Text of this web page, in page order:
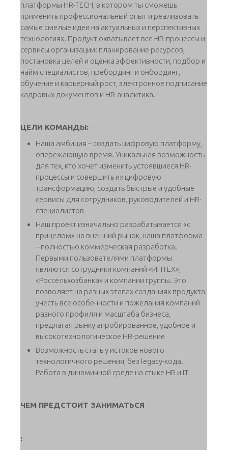
платформы HR-TECH, в котором ты сможешь
применить профессиональный опыт и реализовать
самые смелые идеи на актуальных и перспективных
технологиях. Продукт охватывает все HR-процессы и
сервисы организации: планирование ресурсов,
постановка целей и оценка эффективности, подбор и
найм специалистов, пребординг и онбординг,
обучение и карьерный рост, электронное подписание
кадровых документов и HR-аналитика.
ЦЕЛИ КОМАНДЫ:
Наша амбиция – создать цифровую платформу,
опережающую время. Уникальная возможность
для тех, кто хочет изменить устоявшиеся HR-
процессы и совершить их цифровую
трансформацию, создать быстрые и удобные
сервисы для сотрудников, руководителей и HR-
специалистов
Наш проект изначально разрабатывается «с
прицелом» на внешний рынок, наша платформа
– полностью коммерческая разработка.
Первыми пользователями платформы
являются сотрудники компаний «ИНТЕХ»,
«Россельхозбанка» и компании группы. Это
позволяет на разных этапах созданиях продукта
учесть все особенности и пожелания компаний
разного профиля и масштаба бизнеса,
предлагая рынку апробированное, удобное и
высокотехнологическое HR-решение
Возможность стать у истоков нового
технологичного решения, без legacy-кода.
Работа в динамичной среде на стыке HR и IT
ЧЕМ ПРЕДСТОИТ ЗАНИМАТЬСЯ
: